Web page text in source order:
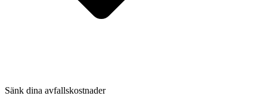
Sänk dina avfallskostnader